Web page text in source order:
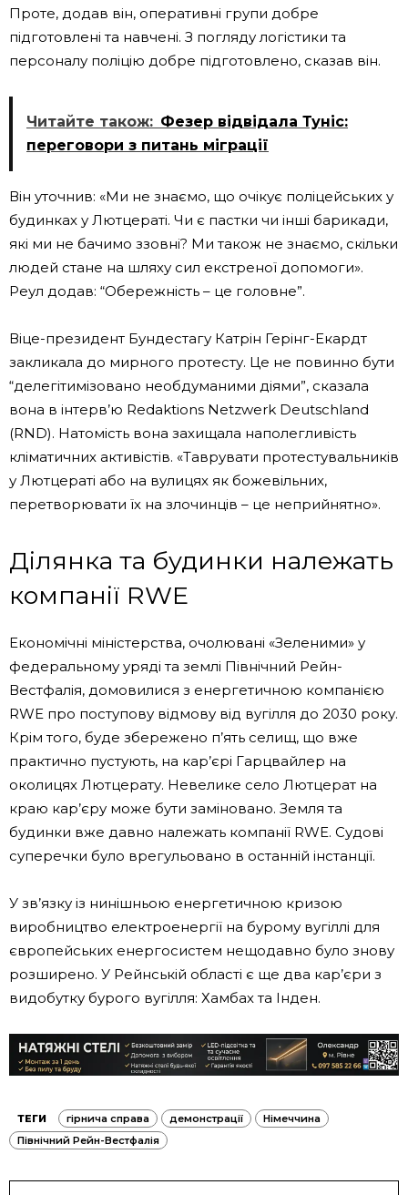
Проте, додав він, оперативні групи добре
підготовлені та навчені. З погляду логістики та
персоналу поліцію добре підготовлено, сказав він.
Читайте також: Фезер відвідала Туніс:
переговори з питань міграції
Він уточнив: «Ми не знаємо, що очікує поліцейських у
будинках у Лютцераті. Чи є пастки чи інші барикади,
які ми не бачимо ззовні? Ми також не знаємо, скільки
людей стане на шляху сил екстреної допомоги».
Реул додав: “Обережність – це головне”.
Віце-президент Бундестагу Катрін Герінг-Екардт
закликала до мирного протесту. Це не повинно бути
“делегітимізовано необдуманими діями”, сказала
вона в інтерв’ю Redaktions Netzwerk Deutschland
(RND). Натомість вона захищала наполегливість
кліматичних активістів. «Таврувати протестувальників
у Лютцераті або на вулицях як божевільних,
перетворювати їх на злочинців – це неприйнятно».
Ділянка та будинки належать
компанії RWE
Економічні міністерства, очолювані «Зеленими» у
федеральному уряді та землі Північний Рейн-
Вестфалія, домовилися з енергетичною компанією
RWE про поступову відмову від вугілля до 2030 року.
Крім того, буде збережено п’ять селищ, що вже
практично пустують, на кар’єрі Гарцвайлер на
околицях Лютцерату. Невелике село Лютцерат на
краю кар’єру може бути заміновано. Земля та
будинки вже давно належать компанії RWE. Судові
суперечки було врегульовано в останній інстанції.
У зв’язку із нинішньою енергетичною кризою
виробництво електроенергії на бурому вугіллі для
європейських енергосистем нещодавно було знову
розширено. У Рейнській області є ще два кар’єри з
видобутку бурого вугілля: Хамбах та Інден.
ТЕГИ гірнича справа демонстрації
Німеччина
Північний Рейн-Вестфалія